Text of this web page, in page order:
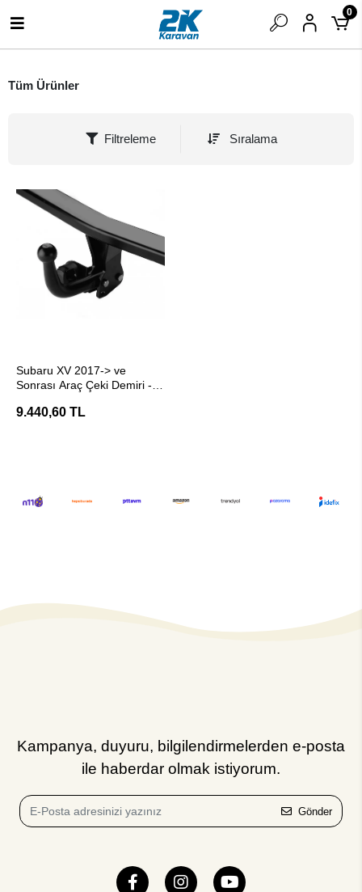
0
Tüm Ürünler
Filtreleme Sıralama
Subaru XV 2017-> ve
Sonrası Araç Çeki Demiri -
9.440,60 TL
Kampanya, duyuru, bilgilendirmelerden e-posta
ile haberdar olmak istiyorum.
Gönder